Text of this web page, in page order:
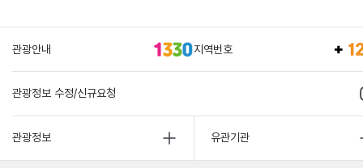
관광안내 지역번호
관광정보 수정/신규요청
관광정보 유관기관